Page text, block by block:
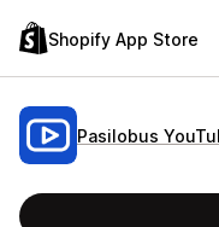
Shopify App Store
Pasilobus